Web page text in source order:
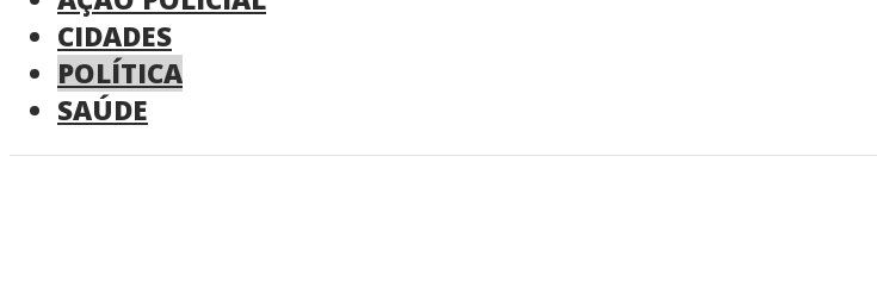
CIDADES
POLÍTICA
SAÚDE